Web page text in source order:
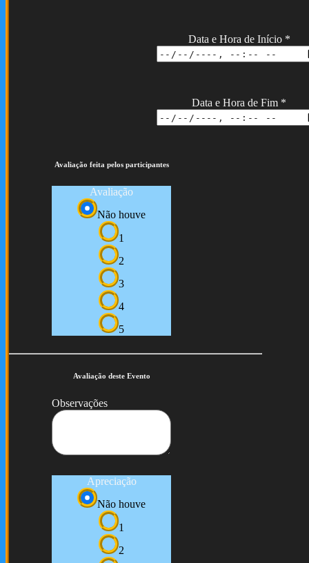
Data e Hora de Início *
Data e Hora de Fim *
Avaliação feita pelos participantes
Avaliação
Não houve
1
2
3
4
5
Avaliação deste Evento
Observações
Apreciação
Não houve
1
2